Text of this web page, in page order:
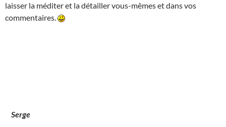
laisser la méditer et la détailler vous-mêmes et dans vos
commentaires.
Serge